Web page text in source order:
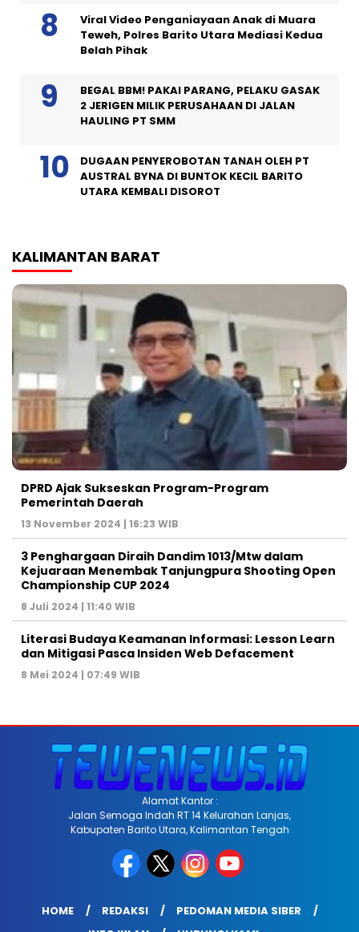
Viral Video Penganiayaan Anak di Muara
Teweh, Polres Barito Utara Mediasi Kedua
Belah Pihak
BEGAL BBM! PAKAI PARANG, PELAKU GASAK
2 JERIGEN MILIK PERUSAHAAN DI JALAN
HAULING PT SMM
DUGAAN PENYEROBOTAN TANAH OLEH PT
AUSTRAL BYNA DI BUNTOK KECIL BARITO
UTARA KEMBALI DISOROT
KALIMANTAN BARAT
DPRD Ajak Sukseskan Program-Program
Pemerintah Daerah
13 November 2024 | 16:23 WIB
3 Penghargaan Diraih Dandim 1013/Mtw dalam
Kejuaraan Menembak Tanjungpura Shooting Open
Championship CUP 2024
8 Juli 2024 | 11:40 WIB
Literasi Budaya Keamanan Informasi: Lesson Learn
dan Mitigasi Pasca Insiden Web Defacement
8 Mei 2024 | 07:49 WIB
Alamat Kantor :
Jalan Semoga Indah RT 14 Kelurahan Lanjas,
Kabupaten Barito Utara, Kalimantan Tengah
HOME REDAKSI
PEDOMAN MEDIA SIBER